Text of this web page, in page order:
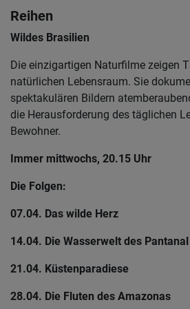
Reihen
Wildes Brasilien
Die einzigartigen Naturfilme zeigen
natürlichen Lebensraum. Sie
spektakulären Bildern
die Herausforderung des täglichen
Bewohner.
Immer mittwochs, 20.15 Uhr
Die Folgen:
07.04. Das wilde Herz
14.04. Die Wasserwelt des Pantanal
21.04. Küstenparadiese
28.04. Die Fluten des Amazonas